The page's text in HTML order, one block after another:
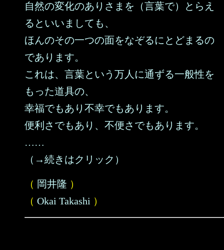
自然の変化のありさまを（言葉で）とらえ
るといいましても、
ほんのその一つの面をなぞるにとどまるの
であります。
これは、言葉という万人に通ずる一般性を
もった道具の、
幸福でもあり不幸でもあります。
便利さでもあり、不便さでもあります。
……
（→続きはクリック）
（ 岡井隆 ）
（ Okai Takashi ）